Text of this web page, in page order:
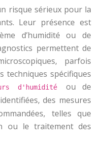
risque sérieux pour la
Leur présence est
d’humidité ou de
permettent de
parfois
techniques spécifiques
d'humidité ou de
des mesures
telles que
ou le traitement des